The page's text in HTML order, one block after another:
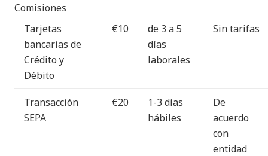
Comisiones
Tarjetas
bancarias de
Crédito y
Débito
€10
de 3 a 5
días
laborales
Sin tarifas
Transacción
SEPA
€20
1-3 días
hábiles
De
acuerdo
con
entidad